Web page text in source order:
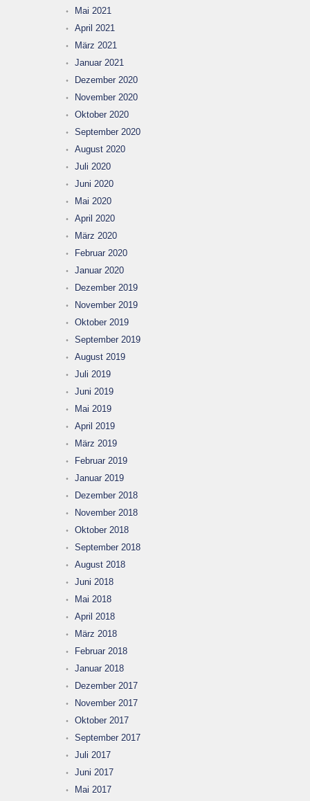
Mai 2021
April 2021
März 2021
Januar 2021
Dezember 2020
November 2020
Oktober 2020
September 2020
August 2020
Juli 2020
Juni 2020
Mai 2020
April 2020
März 2020
Februar 2020
Januar 2020
Dezember 2019
November 2019
Oktober 2019
September 2019
August 2019
Juli 2019
Juni 2019
Mai 2019
April 2019
März 2019
Februar 2019
Januar 2019
Dezember 2018
November 2018
Oktober 2018
September 2018
August 2018
Juni 2018
Mai 2018
April 2018
März 2018
Februar 2018
Januar 2018
Dezember 2017
November 2017
Oktober 2017
September 2017
Juli 2017
Juni 2017
Mai 2017